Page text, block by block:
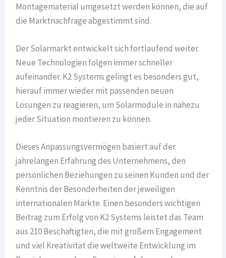
Montagematerial umgesetzt werden können, die auf
die Marktnachfrage abgestimmt sind.
Der Solarmarkt entwickelt sich fortlaufend weiter.
Neue Technologien folgen immer schneller
aufeinander. K2 Systems gelingt es besonders gut,
hierauf immer wieder mit passenden neuen
Lösungen zu reagieren, um Solarmodule in nahezu
jeder Situation montieren zu können.
Dieses Anpassungsvermögen basiert auf der
jahrelangen Erfahrung des Unternehmens, den
persönlichen Beziehungen zu seinen Kunden und der
Kenntnis der Besonderheiten der jeweiligen
internationalen Märkte. Einen besonders wichtigen
Beitrag zum Erfolg von K2 Systems leistet das Team
aus 210 Beschäftigten, die mit großem Engagement
und viel Kreativität die weltweite Entwicklung im